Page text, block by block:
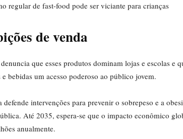
regular de fast-food pode ser viciante para crianças
de venda
que esses produtos dominam lojas e escolas e
bebidas um acesso poderoso ao público jovem.
defende intervenções para prevenir o sobrepeso e a
Até 2035, espera-se que o impacto econômico
anualmente.